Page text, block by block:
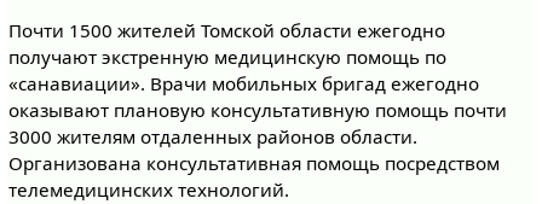
Почти 1500 жителей Томской области ежегодно
получают экстренную медицинскую помощь по
«санавиации». Врачи мобильных бригад ежегодно
оказывают плановую консультативную помощь почти
3000 жителям отдаленных районов области.
Организована консультативная помощь посредством
телемедицинских технологий.